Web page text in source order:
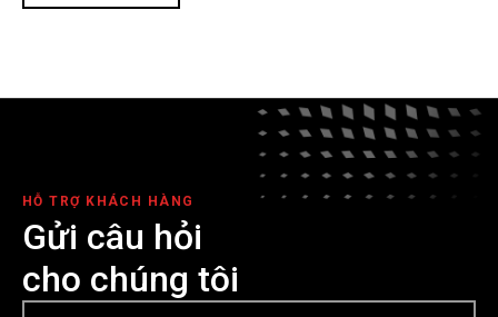
HỖ TRỢ KHÁCH HÀNG
Gửi câu hỏi
cho chúng tôi